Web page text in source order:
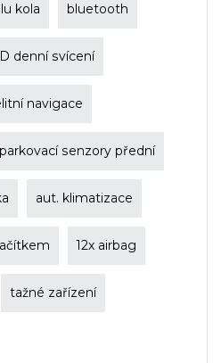
kola bluetooth
denní svícení
navigace
parkovací senzory přední
aut. klimatizace
12x airbag
tažné zařízení